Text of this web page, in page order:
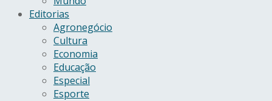
Editorias
Agronegócio
Cultura
Economia
Educação
Especial
Esporte